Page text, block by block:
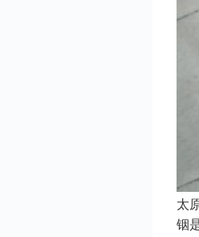
太
铟